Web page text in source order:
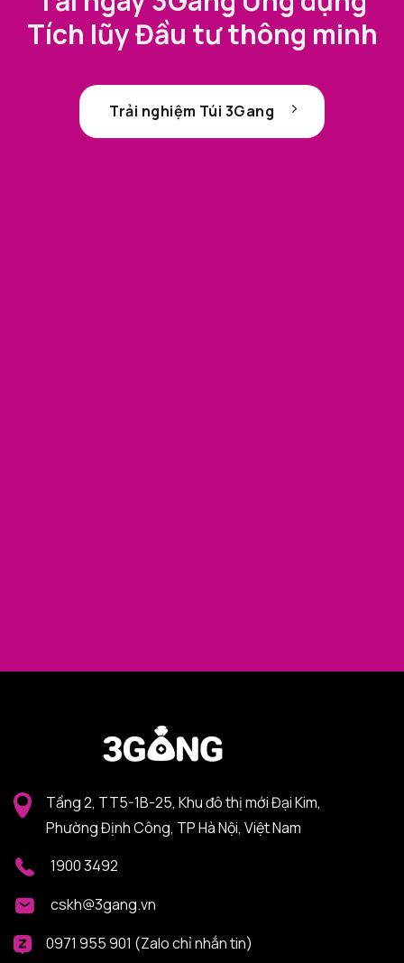
Tích lũy Đầu tư thông minh
Trải nghiệm Túi 3Gang
Tầng 2, TT5-1B-25, Khu đô thị mới Đại Kim,
Phường Định Công, TP Hà Nội, Việt Nam
1900 3492
cskh@3gang.vn
0971 955 901 (Zalo chỉ nhắn tin)